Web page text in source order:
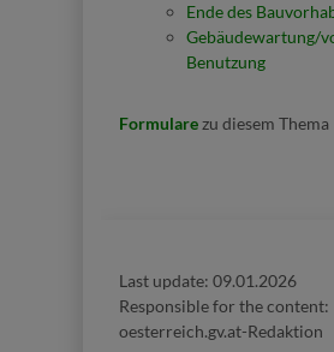
Ende des
Gebäudewartung/
Benutzung
Formularezu diesem Thema
Last update: 09.01.2026
Responsible for the content:
oesterreich.gv.at-Redaktion